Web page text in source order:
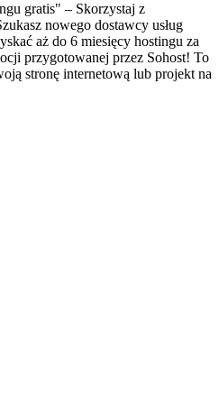
gratis" – Skorzystaj z
nowego dostawcy usług
aż do 6 miesięcy hostingu za
przygotowanej przez Sohost! To
stronę internetową lub projekt na